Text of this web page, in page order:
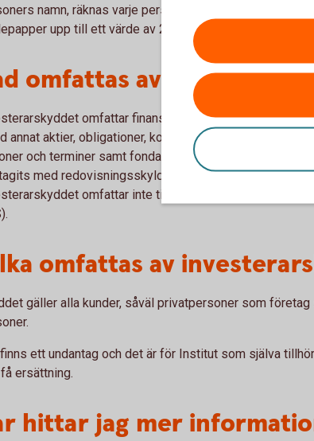
namn, räknas varje person för sig. Skyddet ger då
upp till ett värde av 250 000 kronor per kund.
omfattas av
omfattar finansiella instrument
annat aktier, obligationer, konvertibla skuldebrev, olika
och terminer samt fondandelar. Investerarskyddet
med redovisningsskyldighet i samband med att
omfattar inte tillgångar inom det
omfattas av
gäller alla kunder, såväl privatpersoner som företag
ett undantag och det är för Institut som själva
ersättning.
hittar jag mer